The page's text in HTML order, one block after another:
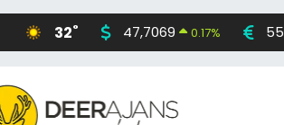
32° 47,7069 0.17%